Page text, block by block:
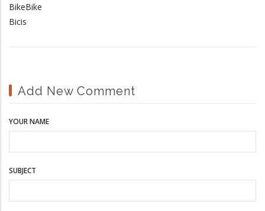
BikeBike
Bicis
Add New Comment
YOUR NAME
SUBJECT